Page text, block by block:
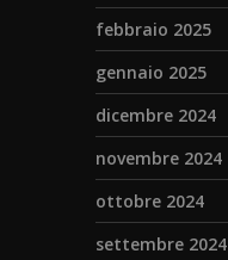
febbraio 2025
gennaio 2025
dicembre 2024
novembre 2024
ottobre 2024
settembre 2024